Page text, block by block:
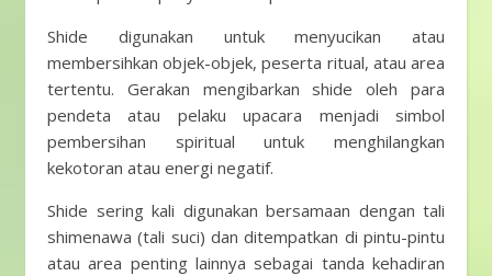
Shide digunakan untuk menyucikan atau
membersihkan objek-objek, peserta ritual, atau area
tertentu. Gerakan mengibarkan shide oleh para
pendeta atau pelaku upacara menjadi simbol
pembersihan spiritual untuk menghilangkan
kekotoran atau energi negatif.
Shide sering kali digunakan bersamaan dengan tali
shimenawa (tali suci) dan ditempatkan di pintu-pintu
atau area penting lainnya sebagai tanda kehadiran